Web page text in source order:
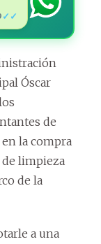
✓✓
Óscar
de
la compra
limpieza
de la
a una